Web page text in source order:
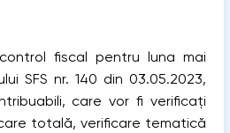
fiscal pentru luna mai
SFS nr. 140 din 03.05.2023,
care vor fi verificați
totală, verificare tematică